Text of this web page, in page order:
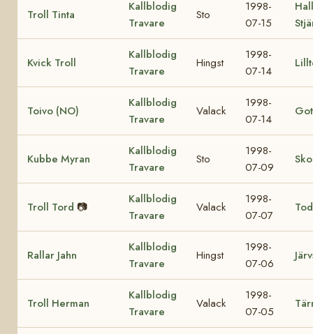
Troll Tinta
Kallblodig
Travare
Sto
1998-
07-15
Kvick Troll
Kallblodig
Travare
Hingst
1998-
07-14
Toivo (NO)
Kallblodig
Travare
Valack
1998-
07-14
Kubbe Myran
Kallblodig
Travare
Sto
1998-
07-09
Troll Tord 📷
Kallblodig
Travare
Valack
1998-
07-07
Rallar Jahn
Kallblodig
Travare
Hingst
1998-
07-06
Troll Herman
Kallblodig
Travare
Valack
1998-
07-05